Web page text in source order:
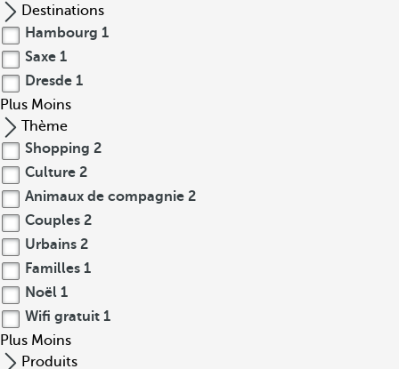
Destinations
Hambourg 1
Saxe 1
Dresde 1
Plus Moins
Thème
Shopping 2
Culture 2
Animaux de compagnie 2
Couples 2
Urbains 2
Familles 1
Noël 1
Wifi gratuit 1
Plus Moins
Produits